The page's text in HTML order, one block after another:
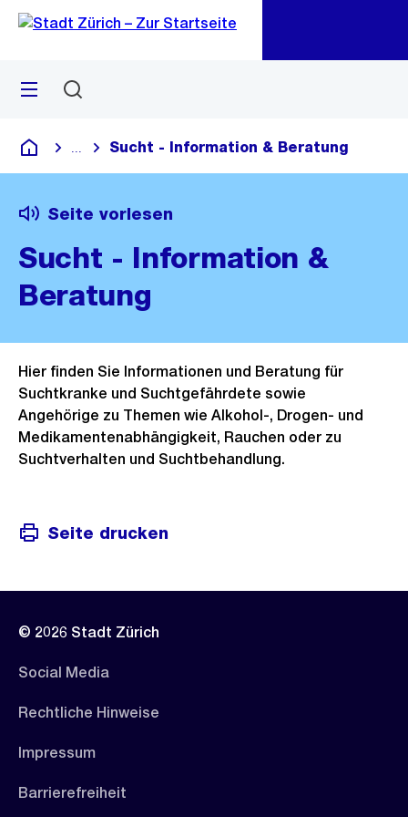
Navigation
Sprunglink
Menü
Deutsch
Blende alle Breadcrumbs ein
Sucht - Information & Beratung
Seite vorlesen
Sucht - Information &
Beratung
Hier finden Sie Informationen und Beratung für
Suchtkranke und Suchtgefährdete sowie
Angehörige zu Themen wie Alkohol-, Drogen- und
Medikamentenabhängigkeit, Rauchen oder zu
Suchtverhalten und Suchtbehandlung.
Seite drucken
© 2026 Stadt Zürich
Social Media
Rechtliche Hinweise
Impressum
Barrierefreiheit